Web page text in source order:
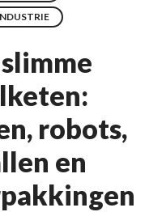
robots,
en